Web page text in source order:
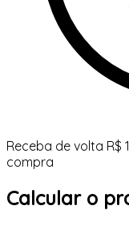
Receba de volta R$
compra
Calcular o